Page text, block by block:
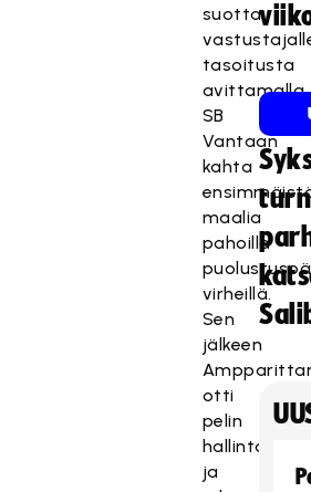
suotta
tasoitusta
avittamalla
SB
Vantaan
kahta
maalia
pahoilla
virheillä.
Sen
jälkeen
otti
pelin
hallintaansa
ja